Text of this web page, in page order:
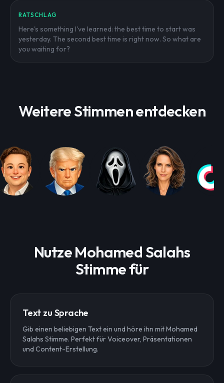
RATSCHLAG
Here's something I've learned: the best time to start was
yesterday. The second best time is right now. So what are
you waiting for?
Weitere Stimmen entdecken
Nutze Mohamed Salahs
Stimme für
Text zu Sprache
Gib einen beliebigen Text ein und höre ihn mit Mohamed
Salahs Stimme. Perfekt für Voiceover, Präsentationen
und Content-Erstellung.